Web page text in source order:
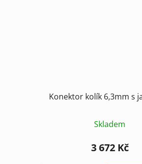
Konektor kolík 6,3mm s
Skladem
3 672 Kč